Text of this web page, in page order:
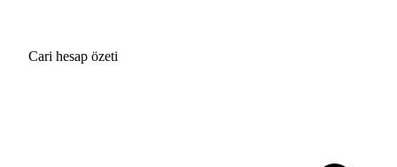
Cari hesap özeti